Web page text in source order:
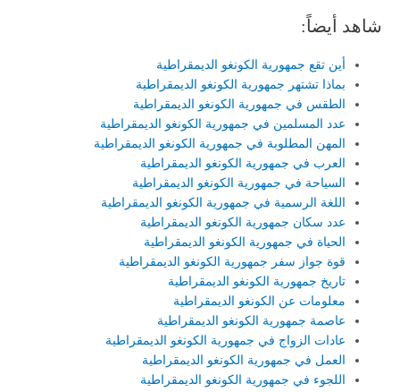
شاهد أيضاً:
أين تقع جمهورية الكونغو الديمقراطية
بماذا تشتهر جمهورية الكونغو الديمقراطية
الطقس في جمهورية الكونغو الديمقراطية
عدد المسلمين في جمهورية الكونغو الديمقراطية
المهن المطلوبة في جمهورية الكونغو الديمقراطية
العرب في جمهورية الكونغو الديمقراطية
السياحة في جمهورية الكونغو الديمقراطية
اللغة الرسمية في جمهورية الكونغو الديمقراطية
عدد سكان جمهورية الكونغو الديمقراطية
الحياة في جمهورية الكونغو الديمقراطية
قوة جواز سفر جمهورية الكونغو الديمقراطية
تاريخ جمهورية الكونغو الديمقراطية
معلومات عن الكونغو الديمقراطية
عاصمة جمهورية الكونغو الديمقراطية
عادات الزواج في جمهورية الكونغو الديمقراطية
العمل في جمهورية الكونغو الديمقراطية
اللجوء في جمهورية الكونغو الديمقراطية